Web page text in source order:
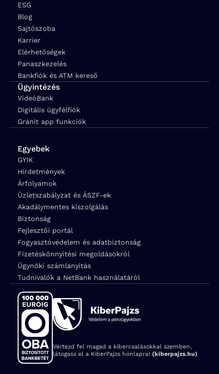
ESG
Blog
Sajtószoba
Karrier
Elérhetőségek
Panaszkezelés
Bankfiók és ATM kereső
Ügyintézés
VideóBank
Digitális ügyfélfiók
Gránit app funkciók
Egyebek
GYIK
Hirdetmények
Árfolyamok
Üzletszabályzat és ÁSZF-ek
Akadálymentes kiszolgálás
Biztonság
Fejlesztői portál
Fogyasztóvédelem és adatbiztonság
Fizetéskönnyítési megoldásokról
Ügynöki számlanyitás
Tudnivalók a NetBank használatáról
Vértezd fel magad a kibercsalásokkal szemben,
látogass el a KiberPajzs honlapra! (kiberpajzs.hu)